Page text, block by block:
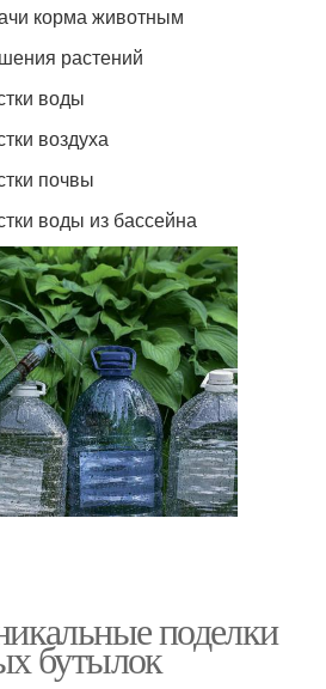
корма животным
растений
воды
воздуха
почвы
воды из бассейна
поделки
бутылок